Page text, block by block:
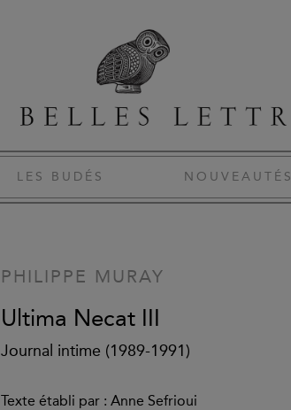
LES BUDÉS NOUVEAUTÉS
PHILIPPE MURAY
Ultima Necat III
Journal intime (1989-1991)
Texte établi par : Anne Sefrioui